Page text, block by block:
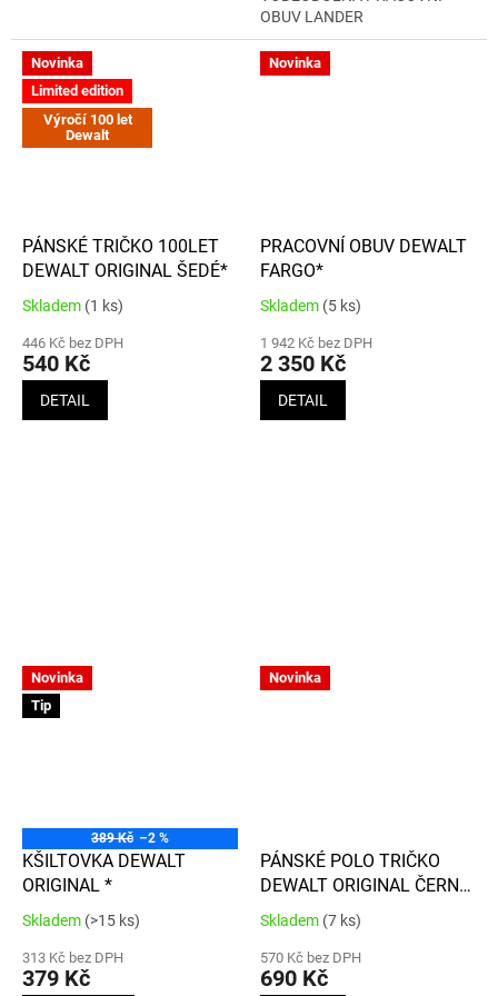
OBUV LANDER
Novinka
Limited edition
Výročí 100 let
Dewalt
PÁNSKÉ TRIČKO 100LET
DEWALT ORIGINAL ŠEDÉ*
Průměrné
produktu
je
5,0
Skladem (1 ks)
446 Kč bez DPH
540 Kč
DETAIL
Novinka
PRACOVNÍ OBUV DEWALT
FARGO*
Průměrné
produktu
je
3,8
Skladem (5 ks)
1 942 Kč bez DPH
2 350 Kč
DETAIL
Novinka
Tip
389 Kč –2 %
KŠILTOVKA DEWALT
ORIGINAL *
Průměrné
produktu
je
Skladem (>15 ks)
313 Kč bez DPH
379 Kč
Novinka
PÁNSKÉ POLO TRIČKO
DEWALT ORIGINAL ČERNÉ
RUTLAND
PERFORMANCE*
Průměrné
produktu
je
Skladem (7 ks)
570 Kč bez DPH
690 Kč